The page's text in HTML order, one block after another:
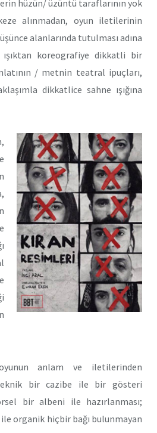
hüzün/ üzüntü taraflarının yok
alınmadan, oyun iletilerinin
alanlarında tutulması adına
koreografiye dikkatli bir
/ metnin teatral ipuçları,
dikkatlice sahne ışığına
anlam ve iletilerinden
teknik bir cazibe ile bir gösteri
bir albeni ile hazırlanması;
organik hiçbir bağı bulunmayan